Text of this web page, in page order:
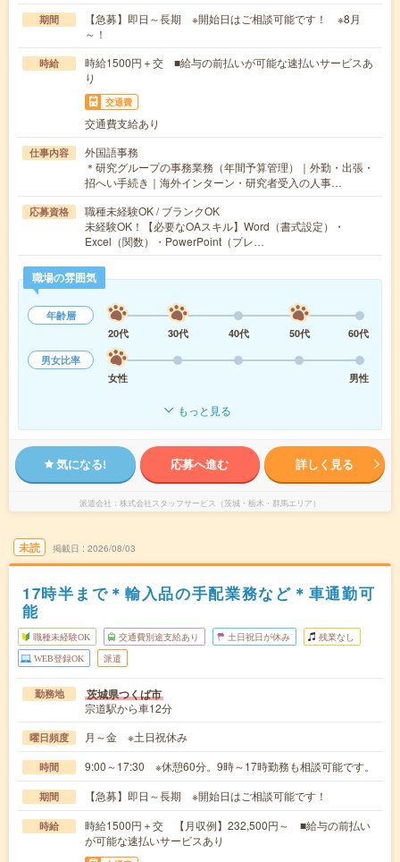
期間
【急募】即日～長期 ※開始日はご相談可能です！ ※8月
～！
時給
時給1500円＋交 ■給与の前払いが可能な速払いサービスあ
り
交通費
交通費支給あり
仕事内容
外国語事務
＊研究グループの事務業務（年間予算管理）｜外勤・出張・
招へい手続き｜海外インターン・研究者受入の人事…
応募資格
職種未経験OK / ブランクOK
未経験OK！【必要なOAスキル】Word（書式設定）・
Excel（関数）・PowerPoint（プレ…
職場の雰囲気
年齢層
20代
30代 40代 50代
60代
男女比率
女性
男性
もっと見る
気になる! 応募へ進む 詳しく見る
派遣会社 株式会社スタッフサービス（茨城・栃木・群馬エリア）
未読 掲載日 2026/08/03
17時半まで＊輸入品の手配業務など＊車通勤可
能
職種未経験OK 交通費別途支給あり 土日祝日が休み 残業なし
WEB登録OK 派遣
勤務地 茨城県つくば市
宗道駅から車12分
曜日頻度 月～金 ※土日祝休み
時間 9:00～17:30 ※休憩60分。9時～17時勤務も相談可能です。
期間 【急募】即日～長期 ※開始日はご相談可能です！
時給
時給1500円＋交 【月収例】232,500円～ ■給与の前払い
が可能な速払いサービスあり